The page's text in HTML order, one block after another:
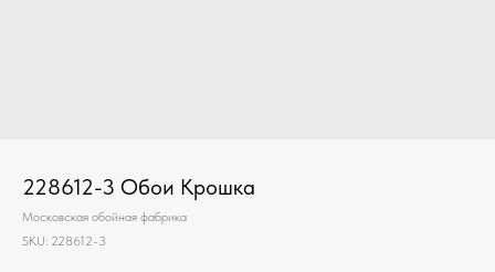
228612-3 Обои Крошка
Московская обойная фабрика
SKU: 228612-3